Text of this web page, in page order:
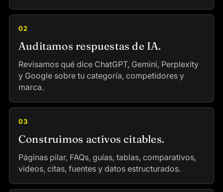
02
Auditamos respuestas de IA.
Revisamos qué dice ChatGPT, Gemini, Perplexity
y Google sobre tu categoría, competidores y
marca.
03
Construimos activos citables.
Páginas pilar, FAQs, guías, tablas, comparativos,
videos, citas, fuentes y datos estructurados.